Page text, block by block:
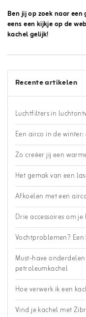
Ben jij op zoek naar
eens een kijkje op de
kachel gelijk!
Recente artikelen
Luchtfilters in
Een airco in de
Zo creëer jij een
Het gemak van een
Afkoelen met een
Drie accessoires om
Vochtproblemen?
Must-have
petroleumkachel
Hoe verwerk ik een
Vind je kachel met